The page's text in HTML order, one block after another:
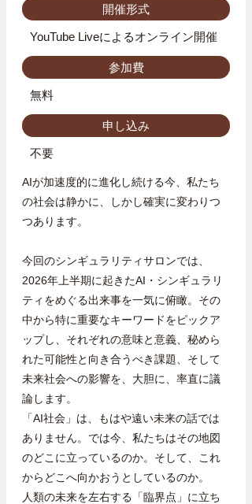
開催形式
YouTube Liveによるオンライン開催
参加費
無料
申し込み
不要
AIが加速度的に進化し続ける今、私たち
の社会は静かに、しかし確実に変わりつ
つあります。
今回のシンギュラリティサロンでは、
2026年上半期に起きたAI・シンギュラリ
ティをめぐる出来事を一気に俯瞰。その
中から特に重要なキーワードをピックア
ップし、それぞれの意味と意義、秘めら
れた可能性と向き合うべき課題、そして
未来社会への影響を、大胆に、率直に議
論します。
「AI社会」は、もはや遠い未来の話では
ありません。では今、私たちはその地図
のどこに立っているのか。そして、これ
からどこへ向かおうとしているのか。
人類の未来を左右する「臨界点」に立ち